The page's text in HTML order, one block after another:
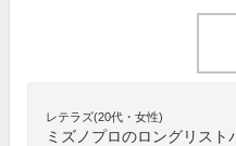
レテラズ(20代・女性)
ミズノプロのロングリス